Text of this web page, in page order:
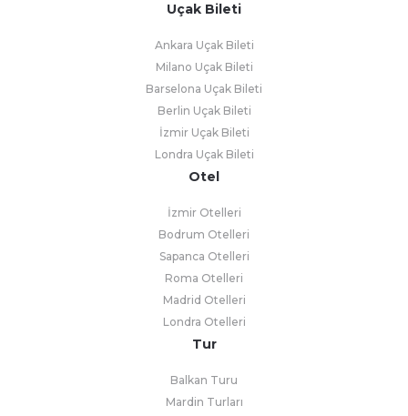
Uçak Bileti
Ankara Uçak Bileti
Milano Uçak Bileti
Barselona Uçak Bileti
Berlin Uçak Bileti
İzmir Uçak Bileti
Londra Uçak Bileti
Otel
İzmir Otelleri
Bodrum Otelleri
Sapanca Otelleri
Roma Otelleri
Madrid Otelleri
Londra Otelleri
Tur
Balkan Turu
Mardin Turları